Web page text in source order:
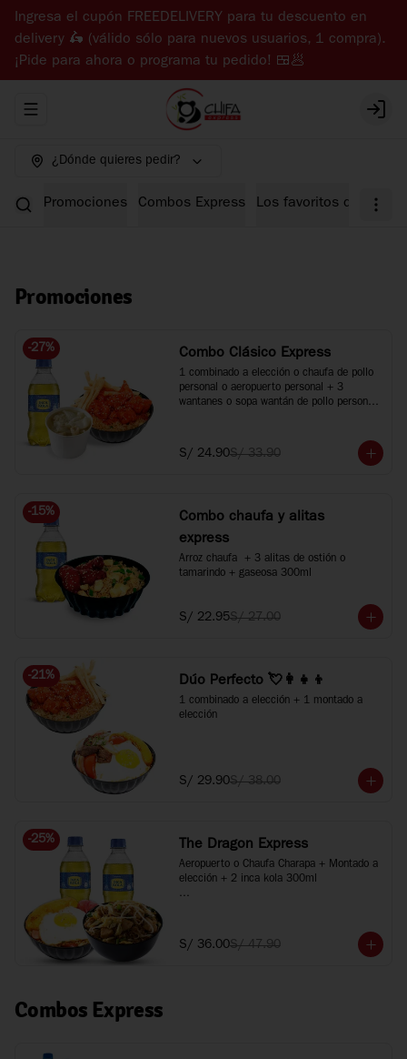
Ingresa el cupón FREEDELIVERY para tu descuento en
delivery 🛵 (válido sólo para nuevos usuarios, 1 compra).
¡Pide para ahora o programa tu pedido! 🍱🥟
Abrir menu de navegación Login
¿Dónde quieres pedir?
Promociones Combos Express Los favoritos de Chifa
Promociones
-27% Combo Clásico Express
1 combinado a elección o chaufa de pollo
personal o aeropuerto personal + 3
wantanes o sopa wantán de pollo personal
S/ 24.90S/ 33.90
-15%
Combo chaufa y alitas
express
Arroz chaufa  + 3 alitas de ostión o
tamarindo + gaseosa 300ml
S/ 22.95S/ 27.00
-21% Dúo Perfecto 💘👩‍👧‍👦
1 combinado a elección + 1 montado a
elección
S/ 29.90S/ 38.00
-25% The Dragon Express
Aeropuerto o Chaufa Charapa + Montado a
elección + 2 inca kola 300ml
S/ 36.00S/ 47.90
Combos Express